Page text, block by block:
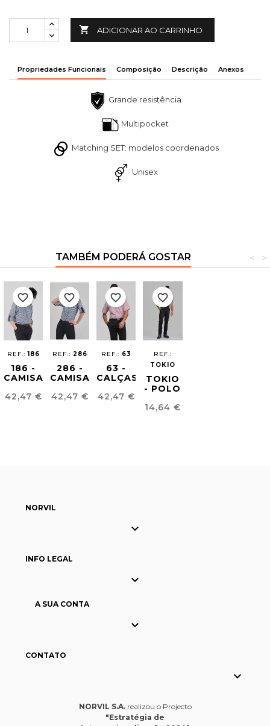
 ADICIONAR AO CARRINHO
Propriedades Funcionais Composição Descrição Anexos
Grande resistência
Multipocket
Matching SET: modelos coordenados
Unisex
TAMBÉM PODERÁ GOSTAR >
<
REF.:186
186 -
CAMISA
HOMEM
Preço
42,47 €
favorite_border
REF.: 286
286 -
CAMISA
MULHER
Preço
42,47 €
favorite_border
REF.: 63
63 -
CALÇAS
HOMEM
Preço
42,47 €
favorite_border
REF.:
TOKIO
TOKIO
- POLO
UNISSEXO
Preço
14,64 €
favorite_border
NORVIL

INFO LEGAL

A SUA CONTA

CONTATO

NORVIL S.A.realizou o Projecto
"Estratégia de